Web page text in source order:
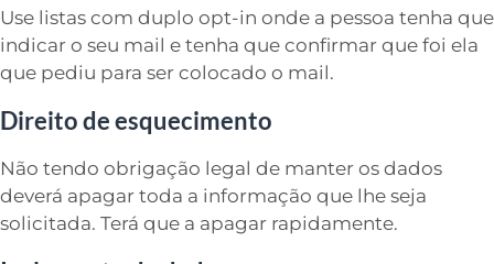
Use listas com duplo opt-in onde a pessoa tenha que
indicar o seu mail e tenha que confirmar que foi ela
que pediu para ser colocado o mail.
Direito de esquecimento
Não tendo obrigação legal de manter os dados
deverá apagar toda a informação que lhe seja
solicitada. Terá que a apagar rapidamente.